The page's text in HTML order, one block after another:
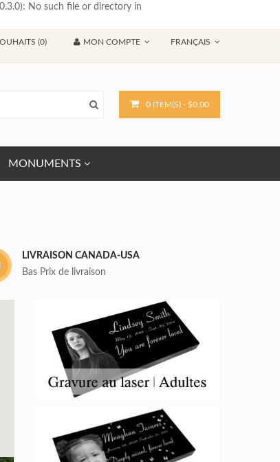
No such file or directory in
FRANÇAIS
(0) MON COMPTE
0 ITEM(S) - $0.00
MONUMENTS
LIVRAISON CANADA-USA
Bas Prix de livraison